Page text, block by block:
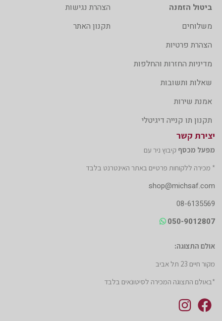
ביטול הזמנה
משלוחים
הצהרת פרטיות
מדיניות החזרות והחלפות
שאלות ותשובות
אמנת שירות
תקנון תו קנייה דיגיטלי
הצהרת נגישות
תקנון האתר
יצירת קשר
מפעל מכסף קיבוץ ניר עם
* מכירה ללקוחות פרטיים באתר האינטרנט בלבד
shop@michsaf.com
08-6135569
050-9012807
אולם התצוגה:
מקור חיים 23 תל אביב
*באולם התצוגה המכירה לסיטונאים בלבד